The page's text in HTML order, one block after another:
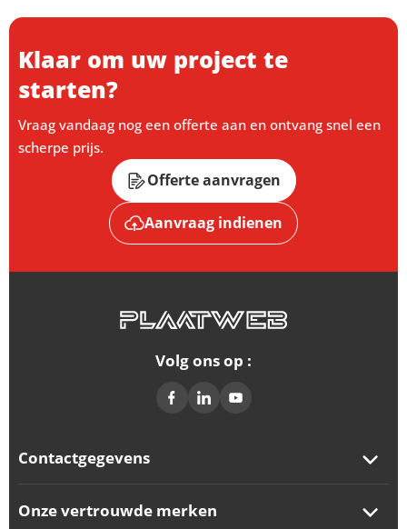
Klaar om uw project te
starten?
Vraag vandaag nog een offerte aan en ontvang snel een
scherpe prijs.
Offerte aanvragen
Aanvraag indienen
Contactgegevens
Volg ons op :
Onze vertrouwde merken